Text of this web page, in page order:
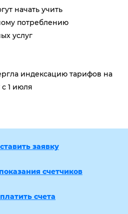
начать учить
потреблению
услуг
индексацию тарифов на
1 июля
заявку
счетчиков
счета